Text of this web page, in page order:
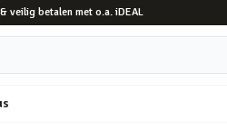
veilig betalen met o.a. iDEAL